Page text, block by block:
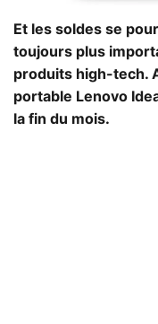
Et les soldes se
toujours plus
produits high-tech.
portable Lenovo
la fin du mois.